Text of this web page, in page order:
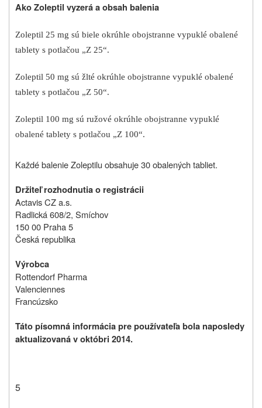
Ako Zoleptil vyzerá a obsah balenia
Zoleptil 25 mg sú biele okrúhle obojstranne vypuklé obalené
tablety s potlačou „Z 25“.
Zoleptil 50 mg sú žlté okrúhle obojstranne vypuklé obalené
tablety s potlačou „Z 50“.
Zoleptil 100 mg sú ružové okrúhle obojstranne vypuklé
obalené tablety s potlačou „Z 100“.
Každé balenie Zoleptilu obsahuje 30 obalených tabliet.
Držiteľ rozhodnutia o registrácii
Actavis CZ a.s.
Radlická 608/2, Smíchov
150 00 Praha 5
Česká republika
Výrobca
Rottendorf Pharma
Valenciennes
Francúzsko
Táto písomná informácia pre používateľa bola naposledy
aktualizovaná v októbri 2014.
5